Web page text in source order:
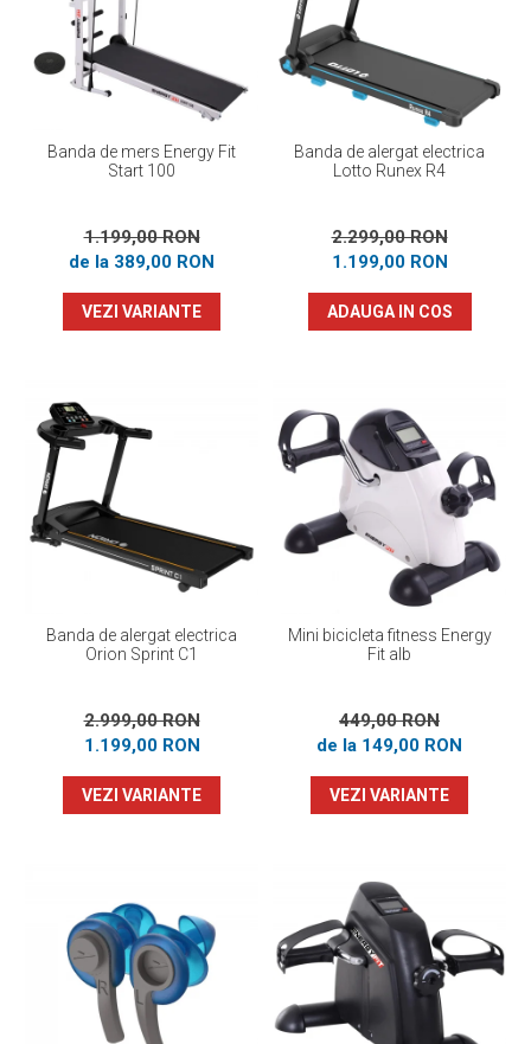
Accesorii inot
Genti si rucsacuri
Tricouri, pantaloni, bluze
Costume profesionale inot
Banda de mers Energy Fit
Start 100
1.199,00 RON
de la 389,00 RON
VEZI VARIANTE
Banda de alergat electrica
Lotto Runex R4
2.299,00 RON
1.199,00 RON
ADAUGA IN COS
Banda de alergat electrica
Orion Sprint C1
2.999,00 RON
1.199,00 RON
VEZI VARIANTE
Mini bicicleta fitness Energy
Fit alb
449,00 RON
de la 149,00 RON
VEZI VARIANTE